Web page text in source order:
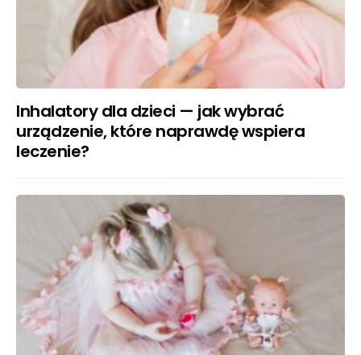
Inhalatory dla dzieci — jak wybrać
urządzenie, które naprawdę wspiera
leczenie?